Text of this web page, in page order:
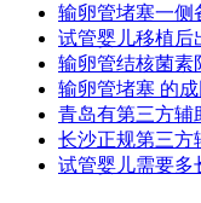
输卵管堵塞一侧
试管婴儿移植后
输卵管结核菌素
输卵管堵塞 的成
青岛有第三方辅
长沙正规第三方
试管婴儿需要多